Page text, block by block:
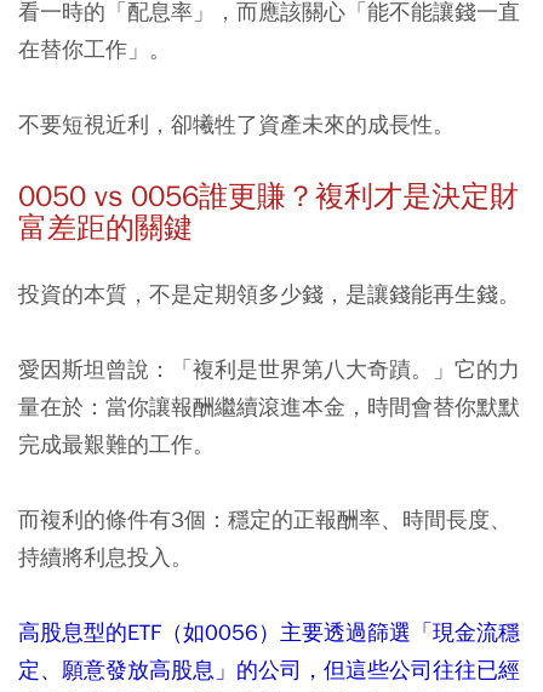
看一時的「配息率」，而應該關心「能不能讓錢一直
在替你工作」。
不要短視近利，卻犧牲了資產未來的成長性。
0050 vs 0056誰更賺？複利才是決定財
富差距的關鍵
投資的本質，不是定期領多少錢，是讓錢能再生錢。
愛因斯坦曾說：「複利是世界第八大奇蹟。」它的力
量在於：當你讓報酬繼續滾進本金，時間會替你默默
完成最艱難的工作。
而複利的條件有3個：穩定的正報酬率、時間長度、
持續將利息投入。
高股息型的ETF（如0056）主要透過篩選「現金流穩
定、願意發放高股息」的公司，但這些公司往往已經